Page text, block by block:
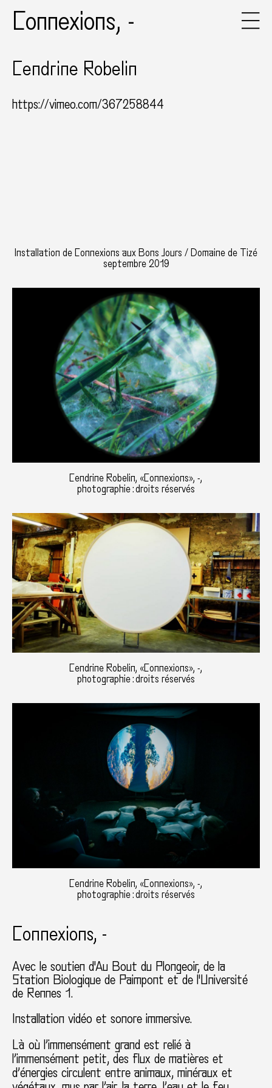
Connexions, -
Cendrine Robelin
https://vimeo.com/367258844
Installation de Connexions aux Bons Jours / Domaine de Tizé
septembre 2019
Cendrine Robelin, «Connexions», -,
photographie : droits réservés
Cendrine Robelin, «Connexions», -,
photographie : droits réservés
Cendrine Robelin, «Connexions», -,
photographie : droits réservés
Connexions, -
Avec le soutien d'Au Bout du Plongeoir, de la
Station Biologique de Paimpont et de l'Université
de Rennes 1.
Installation vidéo et sonore immersive.
Là où l’immensément grand est relié à
l’immensément petit, des flux de matières et
d’énergies circulent entre animaux, minéraux et